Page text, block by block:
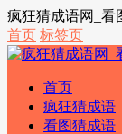
疯狂猜成语网_看
首页 标签页
首页
疯狂猜成语
看图猜成语